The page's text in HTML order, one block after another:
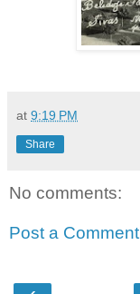
at 9:19 PM
Share
No comments:
Post a Comment